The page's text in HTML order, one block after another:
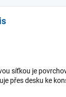
síťkou je
přes desku ke